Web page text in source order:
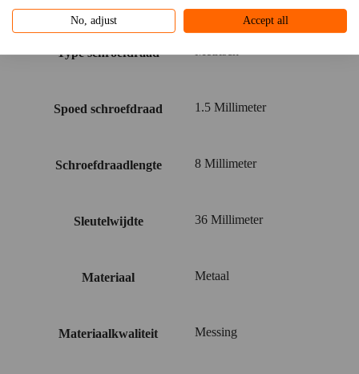
No, adjust Accept all
Type schroefdraad
Spoed schroefdraad 1.5 Millimeter
Schroefdraadlengte 8 Millimeter
Sleutelwijdte 36 Millimeter
Materiaal Metaal
Materiaalkwaliteit Messing